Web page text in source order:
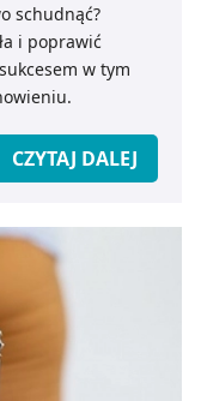
schudnąć?
i poprawić
w tym
CZYTAJ DALEJ